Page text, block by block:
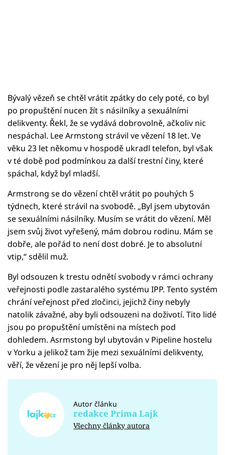
Bývalý vězeň se chtěl vrátit zpátky do cely poté, co byl
po propuštění nucen žít s násilníky a sexuálními
delikventy. Řekl, že se vydává dobrovolně, ačkoliv nic
nespáchal. Lee Armstong strávil ve vězení 18 let. Ve
věku 23 let někomu v hospodě ukradl telefon, byl však
v té době pod podmínkou za další trestní činy, které
spáchal, když byl mladší.
Armstrong se do vězení chtěl vrátit po pouhých 5
týdnech, které strávil na svobodě. „Byl jsem ubytován
se sexuálními násilníky. Musím se vrátit do vězení. Měl
jsem svůj život vyřešený, mám dobrou rodinu. Mám se
dobře, ale pořád to není dost dobré. Je to absolutní
vtip,“ sdělil muž.
Byl odsouzen k trestu odnětí svobody v rámci ochrany
veřejnosti podle zastaralého systému IPP. Tento systém
chrání veřejnost před zločinci, jejichž činy nebyly
natolik závažné, aby byli odsouzeni na doživotí. Tito lidé
jsou po propuštění umístěni na místech pod
dohledem. Asrmstong byl ubytován v Pipeline hostelu
v Yorku a jelikož tam žije mezi sexuálními delikventy,
věří, že vězení je pro něj lepší volba.
Autor článku
redakce Prima Lajk
Všechny články autora